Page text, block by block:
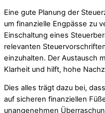
Eine gute Planung der
um finanzielle Engpässe zu
Einschaltung eines
relevanten
einzuhalten. Der Austausch
Klarheit und hilft, hohe
Dies alles trägt dazu bei,
auf sicheren finanziellen
unangenehmen